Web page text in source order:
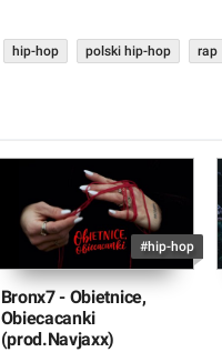
hip-hop polski hip-hop rap
#hip-hop
Bronx7 - Obietnice,
Obiecacanki
(prod.Navjaxx)